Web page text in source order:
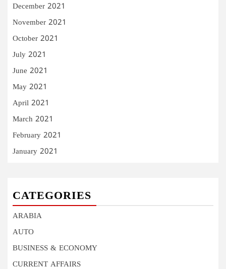
December 2021
November 2021
October 2021
July 2021
June 2021
May 2021
April 2021
March 2021
February 2021
January 2021
CATEGORIES
ARABIA
AUTO
BUSINESS & ECONOMY
CURRENT AFFAIRS